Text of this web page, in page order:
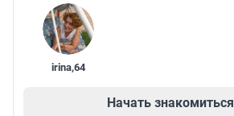
irina,64
Начать знакомиться